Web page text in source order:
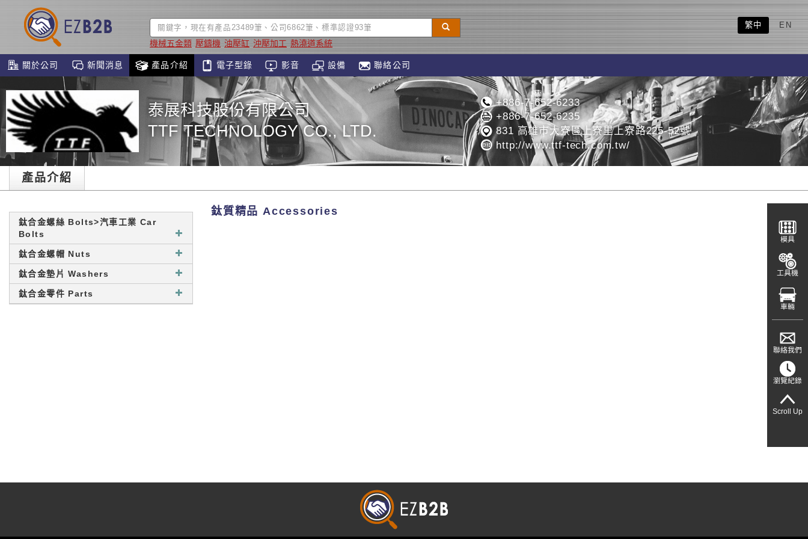
機械五金類 壓鑄機 油壓缸 沖壓加工 熱澆道系統
繁中 EN
關於公司 新聞消息 產品介紹 電子型錄 影音 設備 聯絡公司
泰展科技股份有限公司
TTF TECHNOLOGY CO., LTD.
+886-7-652-6233
+886-7-652-6235
831 高雄市大寮區上寮里上寮路225-52號
http://www.ttf-tech.com.tw/
產品介紹
鈦合金螺絲 Bolts>汽車工業 Car
Bolts
鈦合金螺帽 Nuts
鈦合金墊片 Washers
鈦合金零件 Parts
鈦質精品 Accessories
模具
工具機
車輛
聯絡我們
瀏覽紀錄
Scroll Up